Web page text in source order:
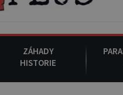
ZÁHADY
HISTORIE